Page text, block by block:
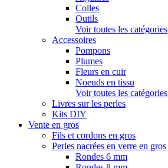
Colles
Outils
Voir toutes les catégories
Accessoires
Pompons
Plumes
Fleurs en cuir
Noeuds en tissu
Voir toutes les catégories
Livres sur les perles
Kits DIY
Vente en gros
Fils et cordons en gros
Perles nacrées en verre en gros
Rondes 6 mm